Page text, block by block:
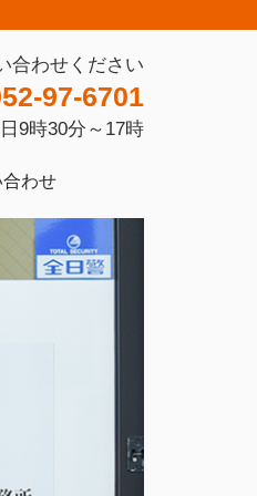
合わせください
97-6701
9時30分～17時
わせ